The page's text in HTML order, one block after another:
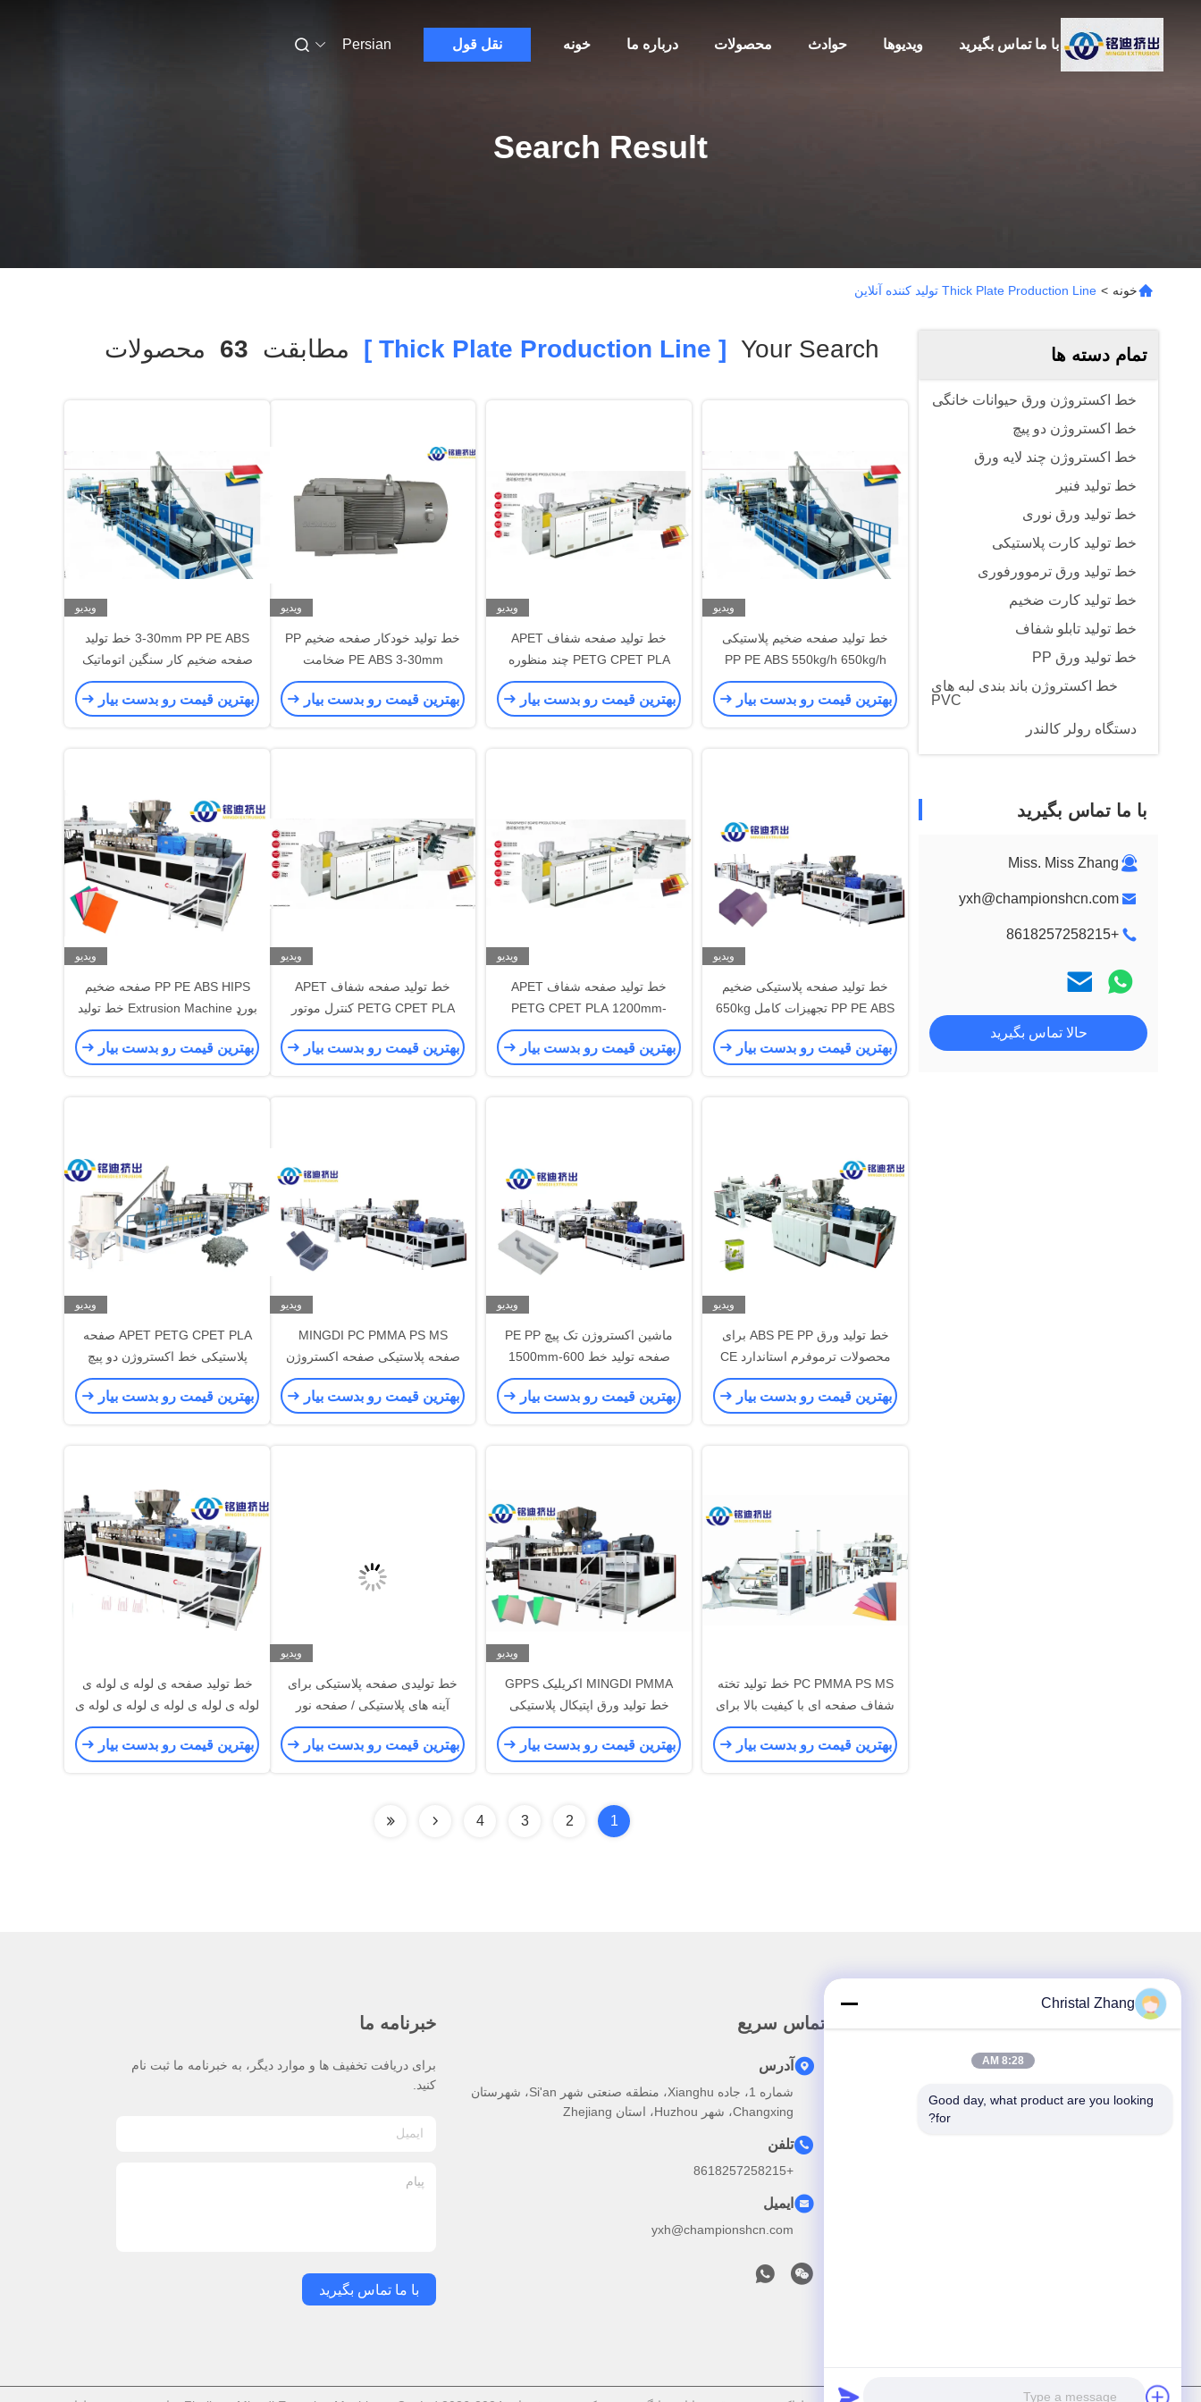
خونه درباره ما محصولات حوادث ویدیوها با ما تماس بگیرید نقل قول Persian
Search Result
خونه > Thick Plate Production Line تولید کننده آنلاین
تمام دسته ها
خط اکستروژن ورق حیوانات خانگی
خط اکستروژن دو پیچ
خط اکستروژن چند لایه ورق
خط تولید فنیر
خط تولید ورق نوری
خط تولید کارت پلاستیکی
خط تولید ورق ترموورفوری
خط تولید کارت ضخیم
خط تولید تابلو شفاف
خط تولید ورق PP
خط اکستروژن باند بندی لبه های
PVC
دستگاه رولر کالندر
با ما تماس بگیرید
Miss. Miss Zhang
yxh@championshcn.com
+8618257258215
حالا تماس بگیرید
Your Search
[ Thick Plate Production Line ] مطابقت 63 محصولات
ویدیو
خط تولید صفحه ضخیم پلاستیکی
PP PE ABS 550kg/h 650kg/h
خودکار کارایی بالا
بهترین قیمت رو بدست بیار
ویدیو
خط تولید صفحه شفاف APET
PETG CPET PLA چند منظوره
750kg/H 500kg/H
بهترین قیمت رو بدست بیار
ویدیو
خط تولید خودکار صفحه ضخیم PP
PE ABS 3-30mm ضخامت
کامپیوتری
بهترین قیمت رو بدست بیار
ویدیو
3-30mm PP PE ABS خط تولید
صفحه ضخیم کار سنگین اتوماتیک
CE ISO تایید شده
بهترین قیمت رو بدست بیار
ویدیو
خط تولید صفحه پلاستیکی ضخیم
PP PE ABS تجهیزات کامل 650kg
/ H 800kg / H
بهترین قیمت رو بدست بیار
ویدیو
خط تولید صفحه شفاف APET
PETG CPET PLA 1200mm-
2100mm عرض
بهترین قیمت رو بدست بیار
ویدیو
خط تولید صفحه شفاف APET
PETG CPET PLA کنترل موتور
فرکانس متغیر
بهترین قیمت رو بدست بیار
ویدیو
PP PE ABS HIPS صفحه ضخیم
بورډ Extrusion Machine خط تولید
extruder پلاستیکی
بهترین قیمت رو بدست بیار
ویدیو
خط تولید ورق ABS PE PP برای
محصولات ترموفرم استاندارد CE
بهترین قیمت رو بدست بیار
ویدیو
ماشین اکستروژن تک پیچ PE PP
صفحه تولید خط 600-1500mm
عرض
بهترین قیمت رو بدست بیار
ویدیو
MINGDI PC PMMA PS MS
صفحه پلاستیکی صفحه اکستروژن
خط کامل اتوماتیک
بهترین قیمت رو بدست بیار
ویدیو
APET PETG CPET PLA صفحه
پلاستیکی خط اکستروژن دو پیچ
400-1200kg/h
بهترین قیمت رو بدست بیار
PC PMMA PS MS خط تولید تخته
شفاف صفحه ای با کیفیت بالا برای
صرفه جویی در انرژی
بهترین قیمت رو بدست بیار
ویدیو
MINGDI PMMA اکریلیک GPPS
خط تولید ورق اپتیکال پلاستیکی
بهترین قیمت رو بدست بیار
ویدیو
خط تولیدی صفحه پلاستیکی برای
آینه های پلاستیکی / صفحه نور
بهترین قیمت رو بدست بیار
خط تولید صفحه ی لوله ی لوله ی
لوله ی لوله ی لوله ی لوله ی لوله ی
لوله ی لوله ی لوله ی لوله ی لوله ی
لوله ی لوله ی لوله ی لوله ی لوله ی
بهترین قیمت رو بدست بیار
1
2
3
4
محصولات
تماس سریع
آدرس
شماره 1، جاده Xianghu، منطقه صنعتی شهر Si'an، شهرستان
Changxing، شهر Huzhou، استان Zhejiang
تلفن
+8618257258215
ایمیل
yxh@championshcn.com
خبرنامه ما
برای دریافت تخفیف ها و موارد دیگر، به خبرنامه ما ثبت نام
کنید.
با ما تماس بگیرید
Christal Zhang
8:28 AM
Good day, what product are you looking
for?